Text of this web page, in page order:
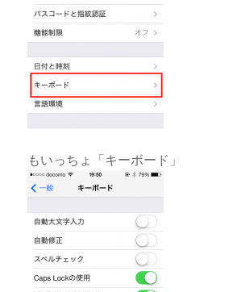
もいっちょ「キーボード」